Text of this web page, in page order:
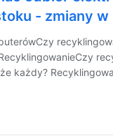
- zmiany w
każdy?